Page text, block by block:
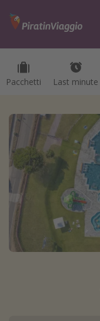
Pacchetti Last minute
Categorie
Hotel
Vacanze
Crociere
Destinazioni
Tutte le destinazioni
Italia